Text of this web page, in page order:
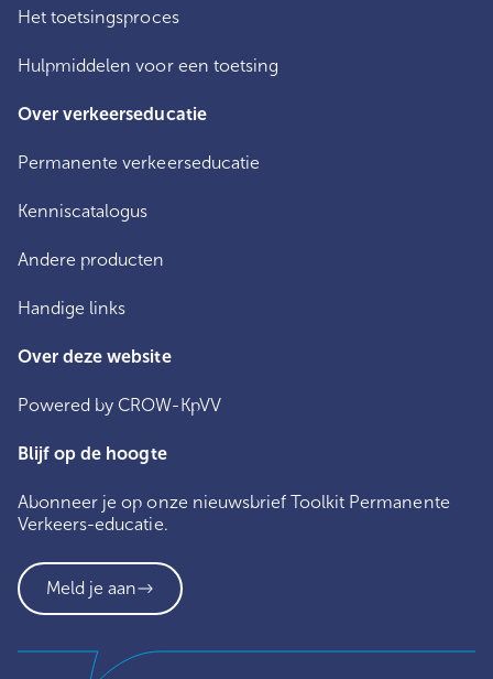
Het toetsingsproces
Hulpmiddelen voor een toetsing
Over verkeerseducatie
Permanente verkeerseducatie
Kenniscatalogus
Andere producten
Handige links
Over deze website
Powered by CROW-KpVV
Blijf op de hoogte
Abonneer je op onze nieuwsbrief Toolkit Permanente
Verkeers-educatie.
Meld je aan